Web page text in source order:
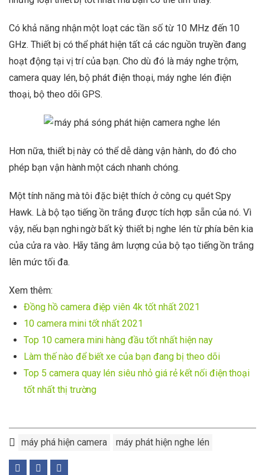
Có khả năng nhận một loạt các tần số từ 10 MHz đến 10
GHz. Thiết bị có thể phát hiện tất cả các nguồn truyền đang
hoạt động tại vị trí của bạn. Cho dù đó là máy nghe trộm,
camera quay lén, bộ phát điện thoại, máy nghe lén điện
thoại, bộ theo dõi GPS.
Hơn nữa, thiết bị này có thể dễ dàng vận hành, do đó cho
phép bạn vận hành một cách nhanh chóng.
Một tính năng mà tôi đặc biệt thích ở công cụ quét Spy
Hawk. Là bộ tạo tiếng ồn trắng được tích hợp sẵn của nó. Vì
vậy, nếu bạn nghi ngờ bất kỳ thiết bị nghe lén từ phía bên kia
của cửa ra vào. Hãy tăng âm lượng của bộ tạo tiếng ồn trắng
lên mức tối đa.
Xem thêm:
Đồng hồ camera điệp viên 4k tốt nhất 2021
10 camera mini tốt nhất 2021
Top 10 camera mini hàng đầu tốt nhất hiện nay
Làm thế nào để biết xe của bạn đang bị theo dõi
Top 5 camera quay lén siêu nhỏ giá rẻ kết nối điện thoại
tốt nhất thị trường
máy phá hiện camera máy phát hiện nghe lén